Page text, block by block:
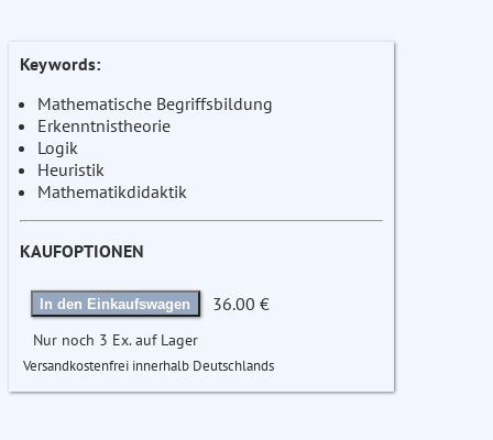
Keywords:
Mathematische Begriffsbildung
Erkenntnistheorie
Logik
Heuristik
Mathematikdidaktik
KAUFOPTIONEN
In den Einkaufswagen 36.00 €
Nur noch 3 Ex. auf Lager
Versandkostenfrei innerhalb Deutschlands